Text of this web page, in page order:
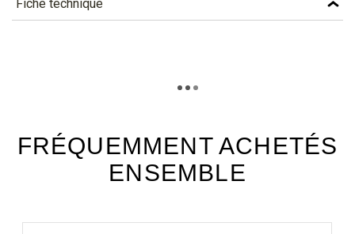
Fiche technique
FRÉQUEMMENT ACHETÉS
ENSEMBLE